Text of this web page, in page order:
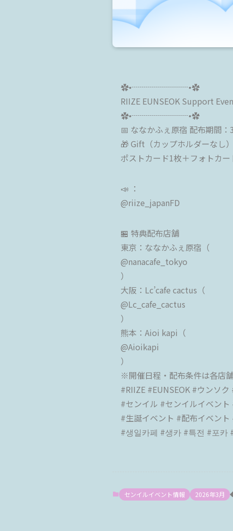
✿•┈┈┈┈┈┈┈•✿
RIIZE EUNSEOK Support
✿•┈┈┈┈┈┈┈•✿
📅 ななかふぇ原宿 配布期間
🎁 Gift（カップホルダーなし）
ポストカード1枚＋フォトカ
📣 ：
@riize_japanFD
🏪 特典配布店舗
東京：ななかふぇ原宿（
@nanacafe_tokyo
）
大阪：Lc’cafe cactus（
@Lc_cafe_cactus
）
熊本：Aioi kapi（
@Aioikapi
）
※開催日程・配布条件は各店
#RIIZE #EUNSEOK #ウンソ
#センイル #センイルイベン
#生誕イベント #配布イベン
#생일카페 #생카 #특전 #포카
センイルイベント情報 2026年3月